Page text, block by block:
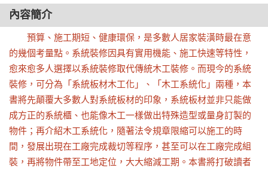
內容簡介
預算、施工期短、健康環保，是多數人居家裝潢時最在意
的幾個考量點。系統裝修因具有實用機能、施工快速等特性，
愈來愈多人選擇以系統裝修取代傳統木工裝修。而現今的系統
裝修，可分為「系統板材木工化」、「木工系統化」兩種，本
書將先顛覆大多數人對系統板材的印象，系統板材並非只能做
成方正的系統櫃、也能像木工一樣做出特殊造型或量身訂製的
物件；再介紹木工系統化，隨著法令規章限縮可以施工的時
間，發展出現在工廠完成裁切等程序，甚至可以在工廠完成組
裝，再將物件帶至工地定位，大大縮減工期。本書將打破讀者